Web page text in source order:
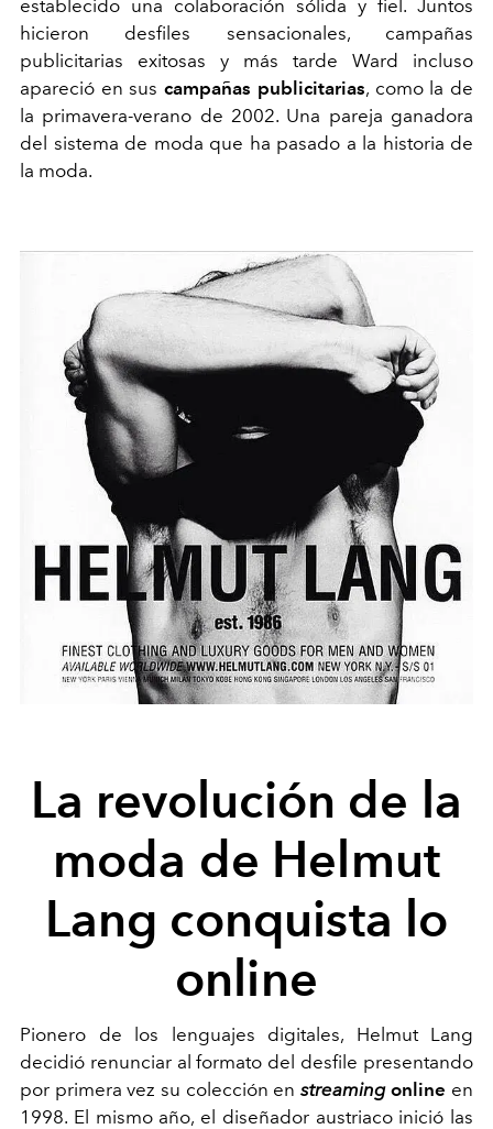
establecido una colaboración sólida y fiel. Juntos
hicieron desfiles sensacionales, campañas
publicitarias exitosas y más tarde Ward incluso
apareció en suscampañas publicitarias, como la de
la primavera-verano de 2002. Una pareja ganadora
del sistema de moda que ha pasado a la historia de
la moda.
La revolución de la
moda de Helmut
Lang conquista lo
online
Pionero de los lenguajes digitales, Helmut Lang
decidió renunciar al formato del desfile presentando
por primera vez su colección en streamingonline en
1998. El mismo año, el diseñador austriaco inició las